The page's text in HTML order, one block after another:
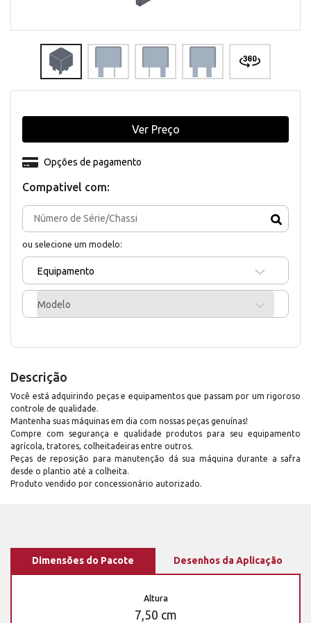
Compativel com:
ou selecione um modelo:
Equipamento
Modelo
Opções de pagamento
Ver Preço
Descrição
Você está adquirindo peças e equipamentos que passam por um rigoroso
controle de qualidade.
Mantenha suas máquinas em dia com nossas peças genuínas!
Compre com segurança e qualidade produtos para seu equipamento
agrícola, tratores, colheitadeiras entre outros.
Peças de reposição para manutenção dá sua máquina durante a safra
desde o plantio até a colheita.
Produto vendido por concessionário autorizado.
Dimensões do Pacote Desenhos da Aplicação
Altura
7,50 cm